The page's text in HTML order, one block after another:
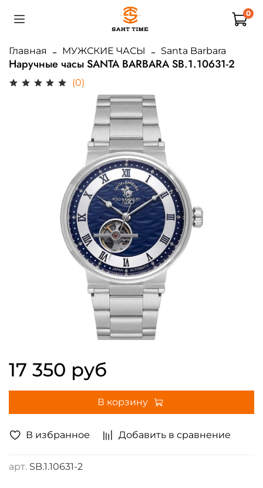
0
Главная МУЖСКИЕ ЧАСЫ Santa Barbara
Наручные часы SANTA BARBARA SB.1.10631-2
(0)
В избранное Добавить в сравнение
арт. SB.1.10631-2
17 350 руб
В корзину